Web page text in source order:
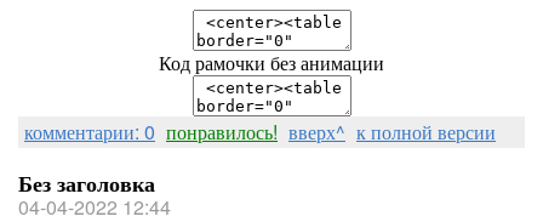
Код рамочки без анимации
комментарии: 0 понравилось! вверх^ к полной версии
Без заголовка
04-04-2022 12:44